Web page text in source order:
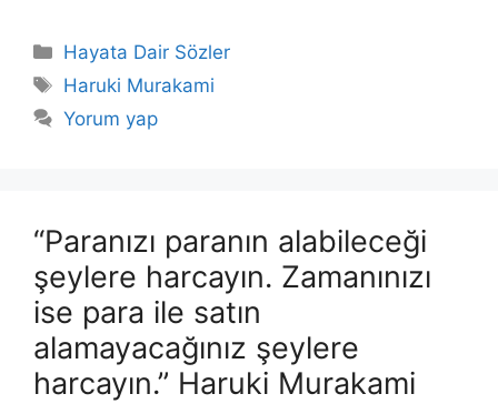
Kategoriler
Hayata Dair Sözler
Etiketler
Haruki Murakami
Yorum yap
“Paranızı paranın alabileceği
şeylere harcayın. Zamanınızı
ise para ile satın
alamayacağınız şeylere
harcayın.” Haruki Murakami